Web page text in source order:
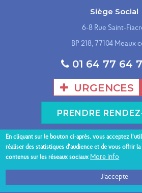
Siège Social
6-8 Rue Saint-
BP 218, 77104 Meaux
01 64 77 64
URGENCES
PRENDRE
Menu
Présentation du GHEF
Espace patient
En cliquant sur le bouton ci-après, vous acceptez
réaliser des statistiques d’audience et de vous offrir
contenus sur les réseaux sociaux More info
J'accepte